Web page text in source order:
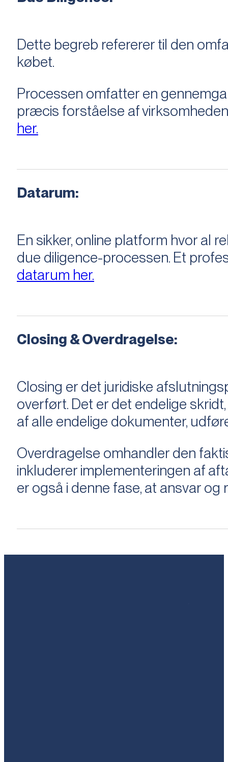
Dette begreb refererer til den
købet.
Processen omfatter en
præcis forståelse af
her.
Datarum:
En sikker, online platform hvor al
due diligence-processen. Et
datarum her.
Closing & Overdragelse:
Closing er det juridiske
overført. Det er det endelige
af alle endelige dokumenter,
Overdragelse omhandler den
inkluderer implementeringen af
er også i denne fase, at ansvar